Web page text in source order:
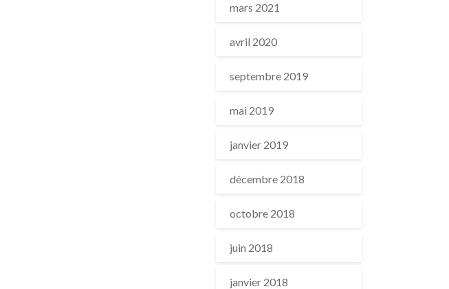
mars 2021
avril 2020
septembre 2019
mai 2019
janvier 2019
décembre 2018
octobre 2018
juin 2018
janvier 2018